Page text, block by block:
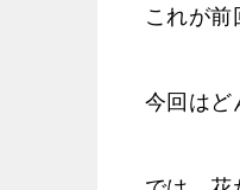
これが前
今回はど